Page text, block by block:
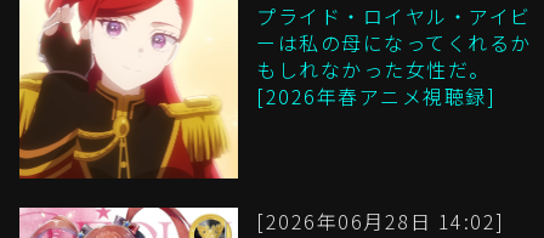
プライド・ロイヤル・アイビ
ーは私の母になってくれるか
もしれなかった女性だ。
[2026年春アニメ視聴録]
[2026年06月28日 14:02]